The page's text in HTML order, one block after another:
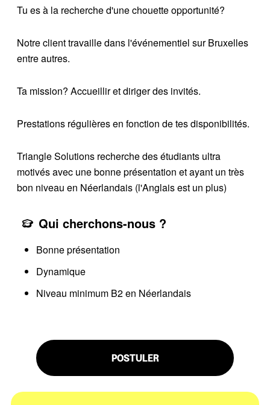
Tu es à la recherche d'une chouette opportunité?
Notre client travaille dans l'événementiel sur Bruxelles
entre autres.
Ta mission? Accueillir et diriger des invités.
Prestations régulières en fonction de tes disponibilités.
Triangle Solutions recherche des étudiants ultra
motivés avec une bonne présentation et ayant un très
bon niveau en Néerlandais (l'Anglais est un plus)
Qui cherchons-nous ?
Bonne présentation
Dynamique
Niveau minimum B2 en Néerlandais
POSTULER